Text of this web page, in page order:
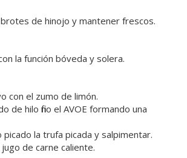
de hinojo y mantener frescos.
la función bóveda y solera.
con el zumo de limón.
de hilo fino el AVOE formando una
picado la trufa picada y salpimentar.
de carne caliente.